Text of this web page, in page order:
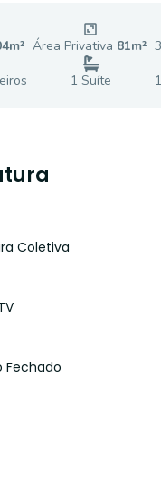
m² Área Privativa 81m² 3
s 1 Suíte 1
Coletiva
Fechado